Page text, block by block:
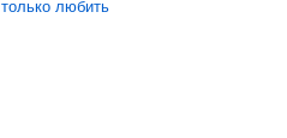
любить